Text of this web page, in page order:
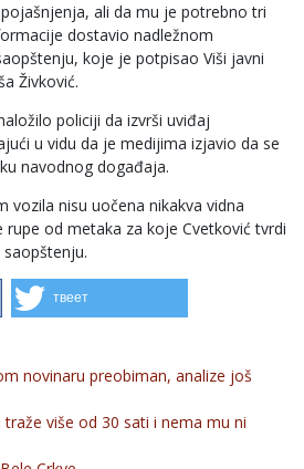
ali da mu je potrebno tri
dostavio nadležnom
koje je potpisao Viši javni
Živković.
policiji da izvrši uviđaj
u vidu da je medijima izjavio da se
navodnog događaja.
vozila nisu uočena nikakva vidna
od metaka za koje Cvetković tvrdi
твеет
novinaru preobiman, analize još
više od 30 sati i nema mu ni